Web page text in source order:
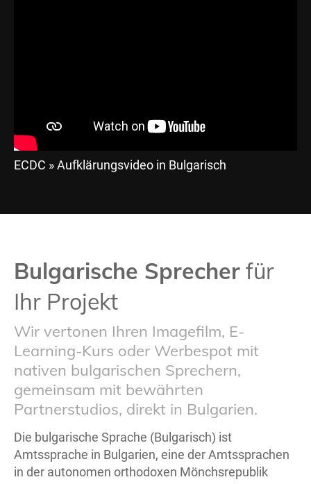
ECDC » Aufklärungsvideo in Bulgarisch
Bulgarische Sprecher für
Ihr Projekt
Wir vertonen Ihren Imagefilm, E-
Learning-Kurs oder Werbespot mit
nativen bulgarischen Sprechern,
gemeinsam mit bewährten
Partnerstudios, direkt in Bulgarien.
Die bulgarische Sprache (Bulgarisch) ist
Amtssprache in Bulgarien, eine der Amtssprachen
in der autonomen orthodoxen Mönchsrepublik